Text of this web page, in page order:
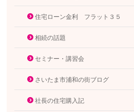
住宅ローン金利 フラット３５
相続の話題
セミナー・講習会
さいたま市浦和の街ブログ
社長の住宅購入記